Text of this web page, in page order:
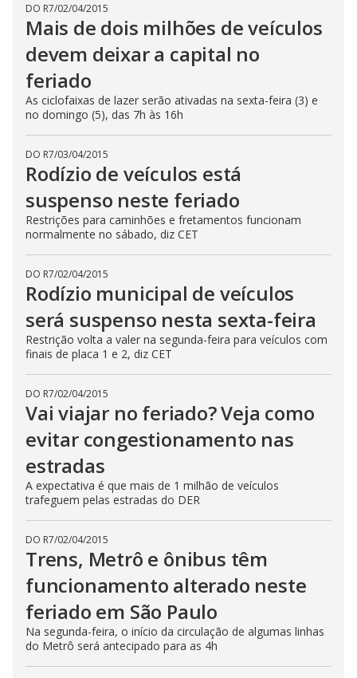
DO R7/02/04/2015
Mais de dois milhões de veículos
devem deixar a capital no
feriado
As ciclofaixas de lazer serão ativadas na sexta-feira (3) e
no domingo (5), das 7h às 16h
DO R7/03/04/2015
Rodízio de veículos está
suspenso neste feriado
Restrições para caminhões e fretamentos funcionam
normalmente no sábado, diz CET
DO R7/02/04/2015
Rodízio municipal de veículos
será suspenso nesta sexta-feira
Restrição volta a valer na segunda-feira para veículos com
finais de placa 1 e 2, diz CET
DO R7/02/04/2015
Vai viajar no feriado? Veja como
evitar congestionamento nas
estradas
A expectativa é que mais de 1 milhão de veículos
trafeguem pelas estradas do DER
DO R7/02/04/2015
Trens, Metrô e ônibus têm
funcionamento alterado neste
feriado em São Paulo
Na segunda-feira, o início da circulação de algumas linhas
do Metrô será antecipado para as 4h